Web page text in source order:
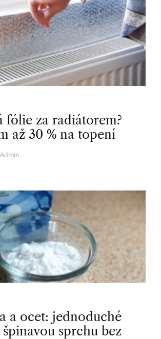
fólie za radiátorem?
až 30 % na topení
Admin
a ocet: jednoduché
sprchu bez